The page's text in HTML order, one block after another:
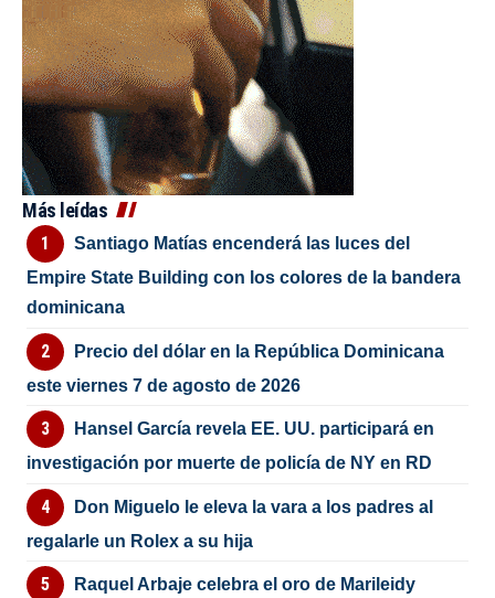
Más leídas
Santiago Matías encenderá las luces del
Empire State Building con los colores de la bandera
dominicana
Precio del dólar en la República Dominicana
este viernes 7 de agosto de 2026
Hansel García revela EE. UU. participará en
investigación por muerte de policía de NY en RD
Don Miguelo le eleva la vara a los padres al
regalarle un Rolex a su hija
Raquel Arbaje celebra el oro de Marileidy